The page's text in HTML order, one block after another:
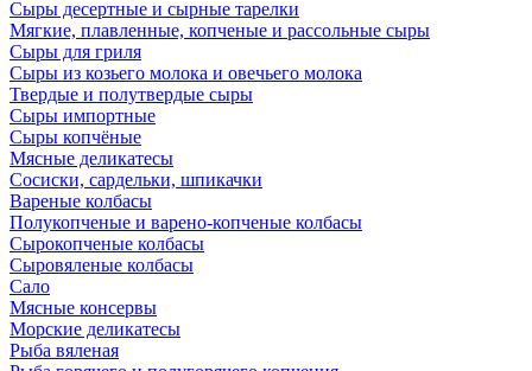
Сыры десертные и сырные тарелки
Мягкие, плавленные, копченые и рассольные сыры
Сыры для гриля
Сыры из козьего молока и овечьего молока
Твердые и полутвердые сыры
Сыры импортные
Сыры копчёные
Мясные деликатесы
Сосиски, сардельки, шпикачки
Вареные колбасы
Полукопченые и варено-копченые колбасы
Сырокопченые колбасы
Сыровяленые колбасы
Сало
Мясные консервы
Морские деликатесы
Рыба вяленая